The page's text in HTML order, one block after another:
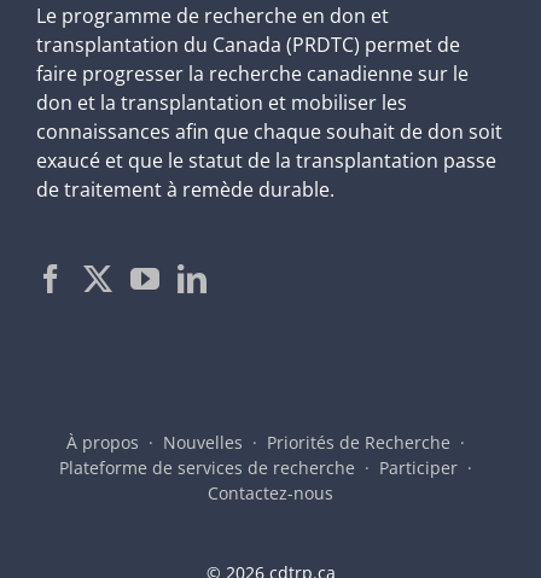
Le programme de recherche en don et
transplantation du Canada (PRDTC) permet de
faire progresser la recherche canadienne sur le
don et la transplantation et mobiliser les
connaissances afin que chaque souhait de don soit
exaucé et que le statut de la transplantation passe
de traitement à remède durable.
À propos Nouvelles
Priorités de Recherche
Plateforme de services de recherche
Participer
Contactez-nous
© 2026 cdtrp.ca